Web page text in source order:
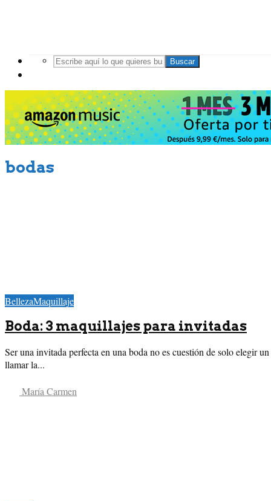
Buscar
bodas
BellezaMaquillaje
Boda: 3 maquillajes para invitadas
Ser una invitada perfecta en una boda no es cuestión de solo elegir
llamar la...
María Carmen